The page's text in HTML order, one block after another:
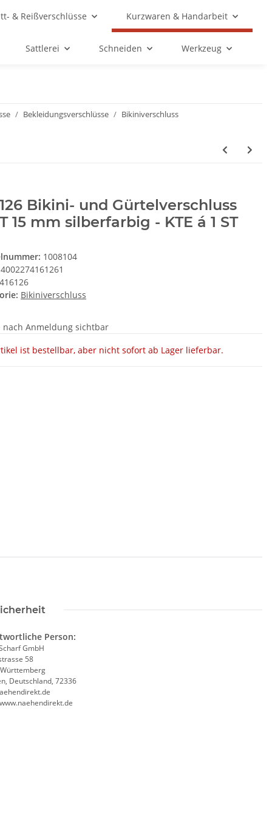
& Reißverschlüsse Kurzwaren & Handarbeit
Sattlerei Schneiden Werkzeug
Bekleidungsverschlüsse Bikiniverschluss
Bikini- und Gürtelverschluss
15 mm silberfarbig - KTE á 1 ST
1008104
4002274161261
416126
Bikiniverschluss
nach Anmeldung sichtbar
ist bestellbar, aber nicht sofort ab Lager lieferbar.
Person:
GmbH
58
Deutschland, 72336